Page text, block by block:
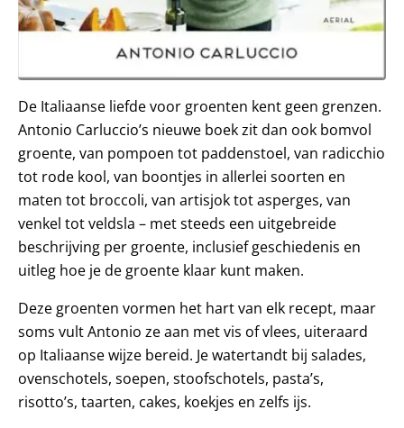
De Italiaanse liefde voor groenten kent geen grenzen.
Antonio Carluccio’s nieuwe boek zit dan ook bomvol
groente, van pompoen tot paddenstoel, van radicchio
tot rode kool, van boontjes in allerlei soorten en
maten tot broccoli, van artisjok tot asperges, van
venkel tot veldsla – met steeds een uitgebreide
beschrijving per groente, inclusief geschiedenis en
uitleg hoe je de groente klaar kunt maken.
Deze groenten vormen het hart van elk recept, maar
soms vult Antonio ze aan met vis of vlees, uiteraard
op Italiaanse wijze bereid. Je watertandt bij salades,
ovenschotels, soepen, stoofschotels, pasta’s,
risotto’s, taarten, cakes, koekjes en zelfs ijs.